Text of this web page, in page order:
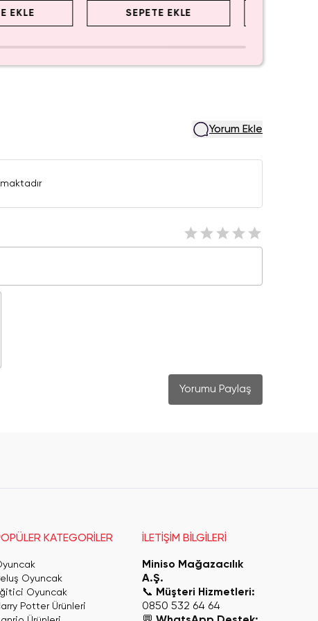
EKLE SEPETE EKLE
Yorum Ekle
Yorumu Paylaş
KATEGORİLER
Oyuncak
Oyuncak
Potter Ürünleri
İLETİŞİM BİLGİLERİ
Miniso Mağazacılık
A.Ş.
📞 Müşteri Hizmetleri:
0850 532 64 64